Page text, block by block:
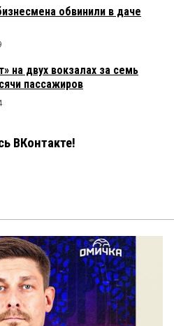
обвинили в даче
на двух вокзалах за семь
пассажиров
ВКонтакте!